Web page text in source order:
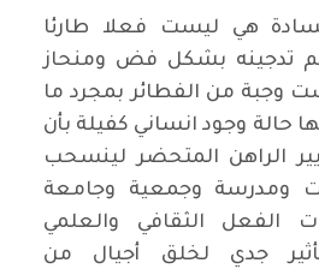
هي ليست فعلا طارئا
تدجينه بشكل فض ومنحاز
وجبة من الفطائر بمجرد ما
حالة وجود انساني كفيلة بأن
الراهن المتحضر لينسحب
ومدرسة وجمعية وجامعة
الفعل الثقافي والعلمي
جدي لخلق أجيال من